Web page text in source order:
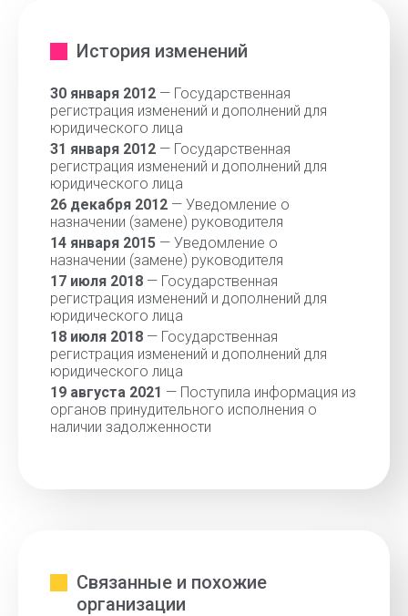
История изменений
30 января 2012 — Государственная
регистрация изменений и дополнений для
юридического лица
31 января 2012 — Государственная
регистрация изменений и дополнений для
юридического лица
26 декабря 2012 — Уведомление о
назначении (замене) руководителя
14 января 2015 — Уведомление о
назначении (замене) руководителя
17 июля 2018 — Государственная
регистрация изменений и дополнений для
юридического лица
18 июля 2018 — Государственная
регистрация изменений и дополнений для
юридического лица
19 августа 2021 — Поступила информация из
органов принудительного исполнения о
наличии задолженности
Связанные и похожие
организации